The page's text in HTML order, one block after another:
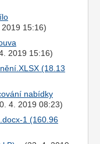
2019 15:16)
2019 15:16)
nabídky
4. 2019 08:23)
1